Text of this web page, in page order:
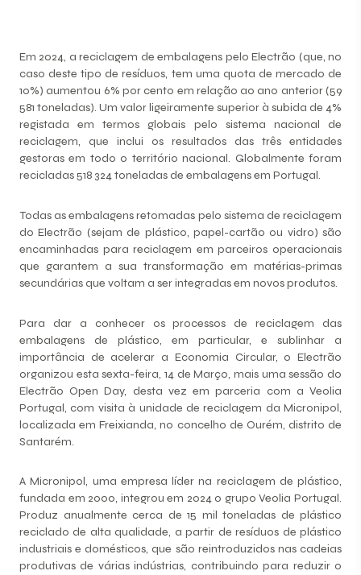
Em 2024, a reciclagem de embalagens pelo Electrão (que, no
caso deste tipo de resíduos, tem uma quota de mercado de
10%) aumentou 6% por cento em relação ao ano anterior (59
581 toneladas). Um valor ligeiramente superior à subida de 4%
registada em termos globais pelo sistema nacional de
reciclagem, que inclui os resultados das três entidades
gestoras em todo o território nacional. Globalmente foram
recicladas 518 324 toneladas de embalagens em Portugal.
Todas as embalagens retomadas pelo sistema de reciclagem
do Electrão (sejam de plástico, papel-cartão ou vidro) são
encaminhadas para reciclagem em parceiros operacionais
que garantem a sua transformação em matérias-primas
secundárias que voltam a ser integradas em novos produtos.
Para dar a conhecer os processos de reciclagem das
embalagens de plástico, em particular, e sublinhar a
importância de acelerar a Economia Circular, o Electrão
organizou esta sexta-feira, 14 de Março, mais uma sessão do
Electrão Open Day, desta vez em parceria com a Veolia
Portugal, com visita à unidade de reciclagem da Micronipol,
localizada em Freixianda, no concelho de Ourém, distrito de
Santarém.
A Micronipol, uma empresa líder na reciclagem de plástico,
fundada em 2000, integrou em 2024 o grupo Veolia Portugal.
Produz anualmente cerca de 15 mil toneladas de plástico
reciclado de alta qualidade, a partir de resíduos de plástico
industriais e domésticos, que são reintroduzidos nas cadeias
produtivas de várias indústrias, contribuindo para reduzir o